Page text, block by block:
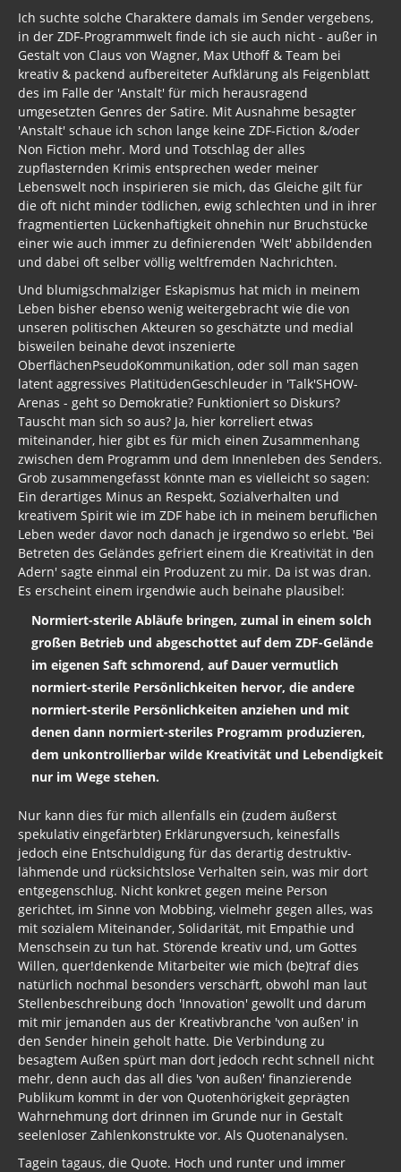
Ich suchte solche Charaktere damals im Sender vergebens,
in der ZDF-Programmwelt finde ich sie auch nicht - außer in
Gestalt von Claus von Wagner, Max Uthoff & Team bei
kreativ & packend aufbereiteter Aufklärung als Feigenblatt
des im Falle der 'Anstalt' für mich herausragend
umgesetzten Genres der Satire. Mit Ausnahme besagter
'Anstalt' schaue ich schon lange keine ZDF-Fiction &/oder
Non Fiction mehr. Mord und Totschlag der alles
zupflasternden Krimis entsprechen weder meiner
Lebenswelt noch inspirieren sie mich, das Gleiche gilt für
die oft nicht minder tödlichen, ewig schlechten und in ihrer
fragmentierten Lückenhaftigkeit ohnehin nur Bruchstücke
einer wie auch immer zu definierenden 'Welt' abbildenden
und dabei oft selber völlig weltfremden Nachrichten.
Und blumigschmalziger Eskapismus hat mich in meinem
Leben bisher ebenso wenig weitergebracht wie die von
unseren politischen Akteuren so geschätzte und medial
bisweilen beinahe devot inszenierte
OberflächenPseudoKommunikation, oder soll man sagen
latent aggressives PlatitüdenGeschleuder in 'Talk'SHOW-
Arenas - geht so Demokratie? Funktioniert so Diskurs?
Tauscht man sich so aus? Ja, hier korreliert etwas
miteinander, hier gibt es für mich einen Zusammenhang
zwischen dem Programm und dem Innenleben des Senders.
Grob zusammengefasst könnte man es vielleicht so sagen:
Ein derartiges Minus an Respekt, Sozialverhalten und
kreativem Spirit wie im ZDF habe ich in meinem beruflichen
Leben weder davor noch danach je irgendwo so erlebt. 'Bei
Betreten des Geländes gefriert einem die Kreativität in den
Adern' sagte einmal ein Produzent zu mir. Da ist was dran.
Es erscheint einem irgendwie auch beinahe plausibel:
Normiert-sterile Abläufe bringen, zumal in einem solch
großen Betrieb und abgeschottet auf dem ZDF-Gelände
im eigenen Saft schmorend, auf Dauer vermutlich
normiert-sterile Persönlichkeiten hervor, die andere
normiert-sterile Persönlichkeiten anziehen und mit
denen dann normiert-steriles Programm produzieren,
dem unkontrollierbar wilde Kreativität und Lebendigkeit
nur im Wege stehen.
Nur kann dies für mich allenfalls ein (zudem äußerst
spekulativ eingefärbter) Erklärungversuch, keinesfalls
jedoch eine Entschuldigung für das derartig destruktiv-
lähmende und rücksichtslose Verhalten sein, was mir dort
entgegenschlug. Nicht konkret gegen meine Person
gerichtet, im Sinne von Mobbing, vielmehr gegen alles, was
mit sozialem Miteinander, Solidarität, mit Empathie und
Menschsein zu tun hat. Störende kreativ und, um Gottes
Willen, quer!denkende Mitarbeiter wie mich (be)traf dies
natürlich nochmal besonders verschärft, obwohl man laut
Stellenbeschreibung doch 'Innovation' gewollt und darum
mit mir jemanden aus der Kreativbranche 'von außen' in
den Sender hinein geholt hatte. Die Verbindung zu
besagtem Außen spürt man dort jedoch recht schnell nicht
mehr, denn auch das all dies 'von außen' finanzierende
Publikum kommt in der von Quotenhörigkeit geprägten
Wahrnehmung dort drinnen im Grunde nur in Gestalt
seelenloser Zahlenkonstrukte vor. Als Quotenanalysen.
Tagein tagaus, die Quote. Hoch und runter und immer